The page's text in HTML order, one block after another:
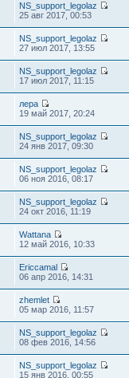
NS_support_legolaz
25 авг 2017, 00:53
NS_support_legolaz
27 июл 2017, 13:55
NS_support_legolaz
17 июл 2017, 11:15
лера
19 май 2017, 20:24
NS_support_legolaz
24 янв 2017, 09:30
NS_support_legolaz
06 ноя 2016, 08:17
NS_support_legolaz
24 окт 2016, 11:19
Wattana
12 май 2016, 10:33
Ericcamal
06 апр 2016, 14:31
zhemlet
05 мар 2016, 11:57
NS_support_legolaz
08 фев 2016, 14:56
NS_support_legolaz
15 янв 2016, 00:55